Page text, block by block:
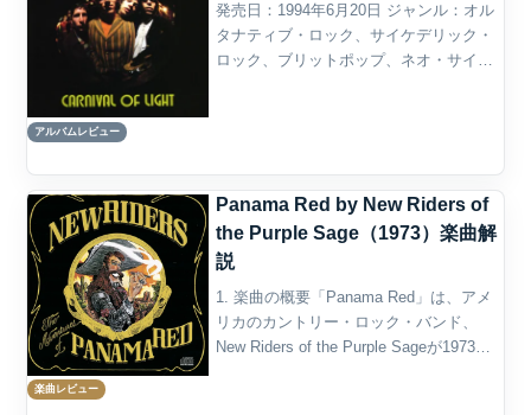
アルバムレビュー
発売日：1994年6月20日 ジャンル：オル
タナティブ・ロック、サイケデリック・
ロック、ブリットポップ、ネオ・サイケ
楽曲レビュー
Panama Red by New Riders of
the Purple Sage（1973）楽曲解
説
1. 楽曲の概要「Panama Red」は、アメ
リカのカントリー・ロック・バンド、
New Riders of the Purple Sageが1973年